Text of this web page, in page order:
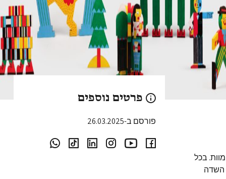
ומוות. בכל
השדה
פרטים נוספים
פורסם ב-26.03.2025